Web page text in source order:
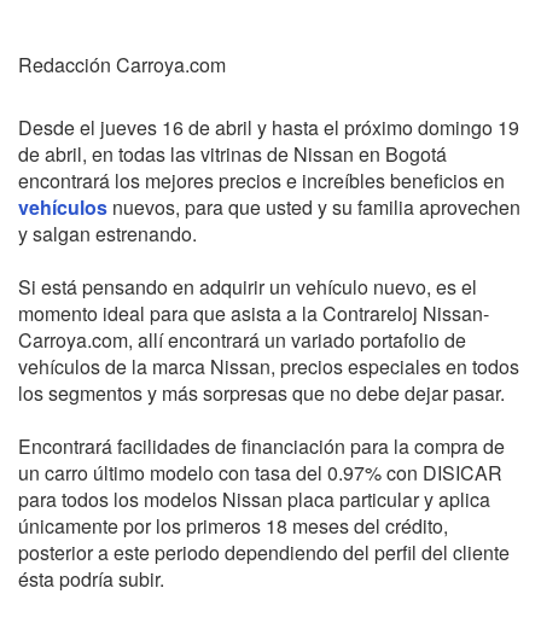
Redacción Carroya.com
Desde el jueves 16 de abril y hasta el próximo domingo 19
de abril, en todas las vitrinas de Nissan en Bogotá
encontrará los mejores precios e increíbles beneficios en
vehículos nuevos, para que usted y su familia aprovechen
y salgan estrenando.
Si está pensando en adquirir un vehículo nuevo, es el
momento ideal para que asista a la Contrareloj Nissan-
Carroya.com, allí encontrará un variado portafolio de
vehículos de la marca Nissan, precios especiales en todos
los segmentos y más sorpresas que no debe dejar pasar.
Encontrará facilidades de financiación para la compra de
un carro último modelo con tasa del 0.97% con DISICAR
para todos los modelos Nissan placa particular y aplica
únicamente por los primeros 18 meses del crédito,
posterior a este periodo dependiendo del perfil del cliente
ésta podría subir.